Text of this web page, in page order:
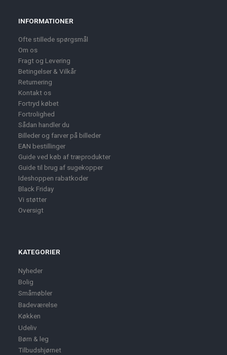
INFORMATIONER
Ofte stillede spørgsmål
Om os
Fragt og Levering
Betingelser & Vilkår
Returnering
Kontakt os
Fortryd købet
Fortrolighed
Sådan handler du
Billeder og farver på billeder
EAN bestillinger
Guide ved køb af træprodukter
Guide til brug af sugekopper
Ideshoppen rabatkoder
Black Friday
Vi støtter
Oversigt
KATEGORIER
Nyheder
Bolig
Småmøbler
Badeværelse
Køkken
Udeliv
Børn & leg
Tilbudshjørnet